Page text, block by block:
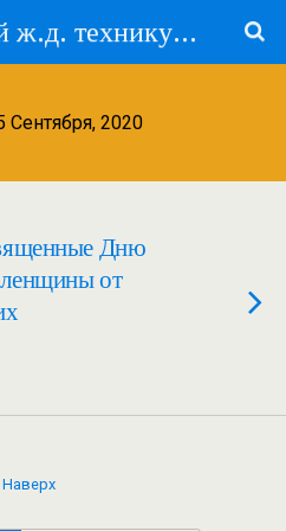
Рославльский ж.д. техникум — филиал ПГУПС
Сентября, 2020
Дню
от
Наверх